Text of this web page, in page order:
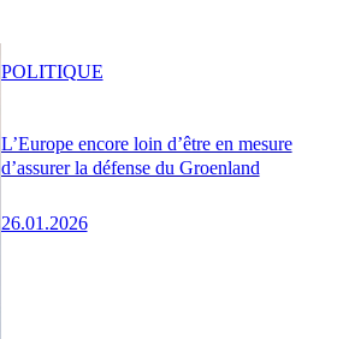
L’Europe encore loin d’être en mesure
d’assurer la défense du Groenland
26.01.2026
POLITIQUE